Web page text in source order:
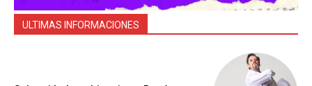
ULTIMAS INFORMACIONES